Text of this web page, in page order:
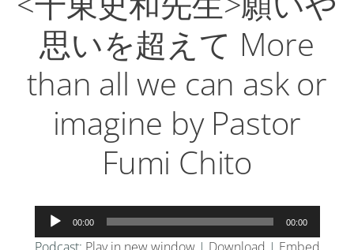
思いを超えて More
than all we can ask or
imagine by Pastor
Fumi Chito
声
00:00 00:00